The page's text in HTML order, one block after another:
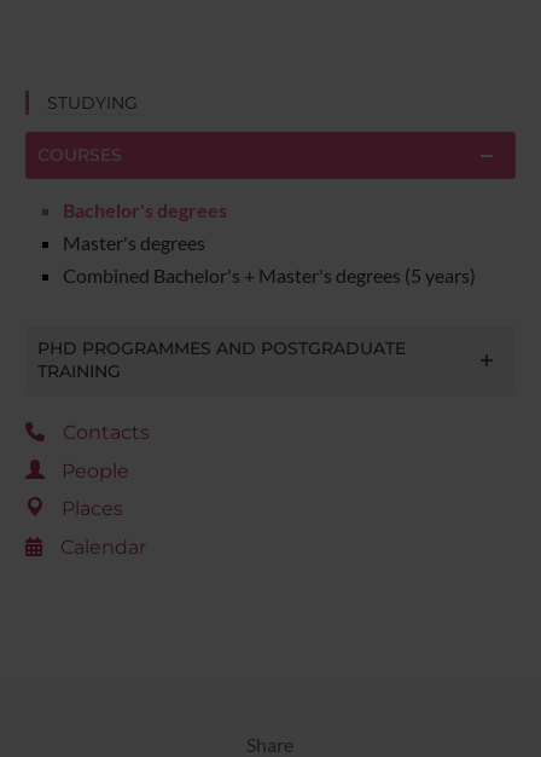
STUDYING
COURSES
Bachelor's degrees
Master's degrees
Combined Bachelor's + Master's degrees (5 years)
PHD PROGRAMMES AND POSTGRADUATE
TRAINING
Contacts
People
Places
Calendar
Share